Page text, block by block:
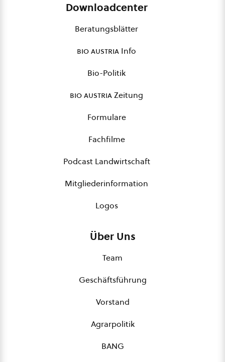
Downloadcenter
Beratungsblätter
bio austria Info
Bio-Politik
bio austriaZeitung
Formulare
Fachfilme
Podcast Landwirtschaft
Mitgliederinformation
Logos
Über Uns
Team
Geschäftsführung
Vorstand
Agrarpolitik
BANG